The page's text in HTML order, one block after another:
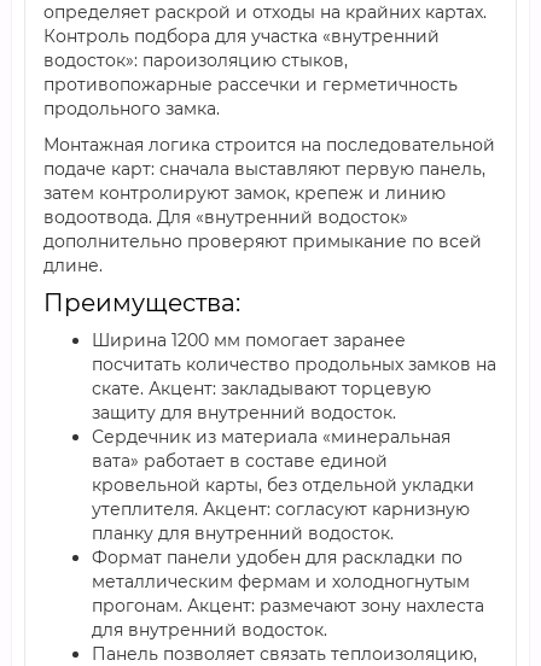
определяет раскрой и отходы на крайних картах.
Контроль подбора для участка «внутренний
водосток»: пароизоляцию стыков,
противопожарные рассечки и герметичность
продольного замка.
Монтажная логика строится на последовательной
подаче карт: сначала выставляют первую панель,
затем контролируют замок, крепеж и линию
водоотвода. Для «внутренний водосток»
дополнительно проверяют примыкание по всей
длине.
Преимущества:
Ширина 1200 мм помогает заранее
посчитать количество продольных замков на
скате. Акцент: закладывают торцевую
защиту для внутренний водосток.
Сердечник из материала «минеральная
вата» работает в составе единой
кровельной карты, без отдельной укладки
утеплителя. Акцент: согласуют карнизную
планку для внутренний водосток.
Формат панели удобен для раскладки по
металлическим фермам и холодногнутым
прогонам. Акцент: размечают зону нахлеста
для внутренний водосток.
Панель позволяет связать теплоизоляцию,